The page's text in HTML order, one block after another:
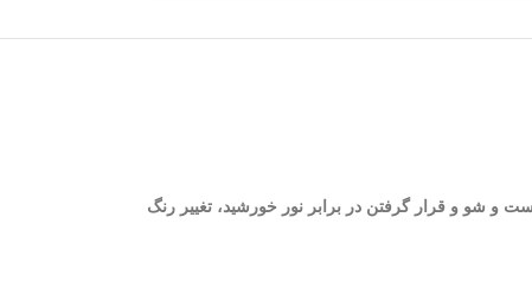
و شو و قرار گرفتن در برابر نور خورشید، تغییر رنگ